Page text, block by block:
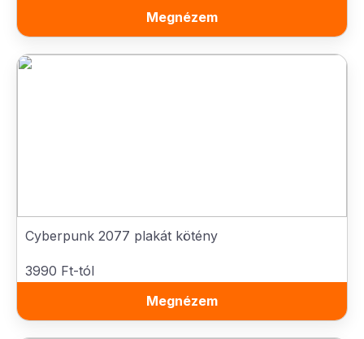
Megnézem
Cyberpunk 2077 plakát kötény
3990 Ft-tól
Megnézem